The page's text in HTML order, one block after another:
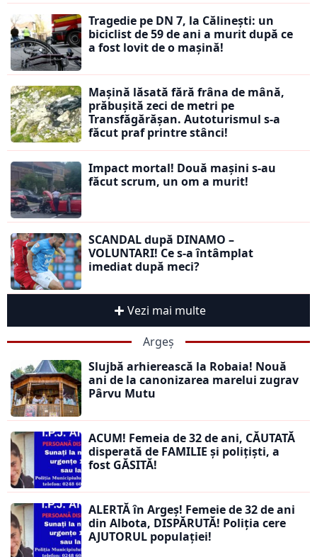
Tragedie pe DN 7, la Călinești: un
biciclist de 59 de ani a murit după ce
a fost lovit de o mașină!
Mașină lăsată fără frâna de mână,
prăbușită zeci de metri pe
Transfăgărășan. Autoturismul s-a
făcut praf printre stânci!
Impact mortal! Două mașini s-au
făcut scrum, un om a murit!
SCANDAL după DINAMO –
VOLUNTARI! Ce s-a întâmplat
imediat după meci?
Vezi mai multe
Argeș
Slujbă arhierească la Robaia! Nouă
ani de la canonizarea marelui zugrav
Pârvu Mutu
ACUM! Femeia de 32 de ani, CĂUTATĂ
disperată de FAMILIE și polițiști, a
fost GĂSITĂ!
ALERTĂ în Argeș! Femeie de 32 de ani
din Albota, DISPĂRUTĂ! Poliția cere
AJUTORUL populației!